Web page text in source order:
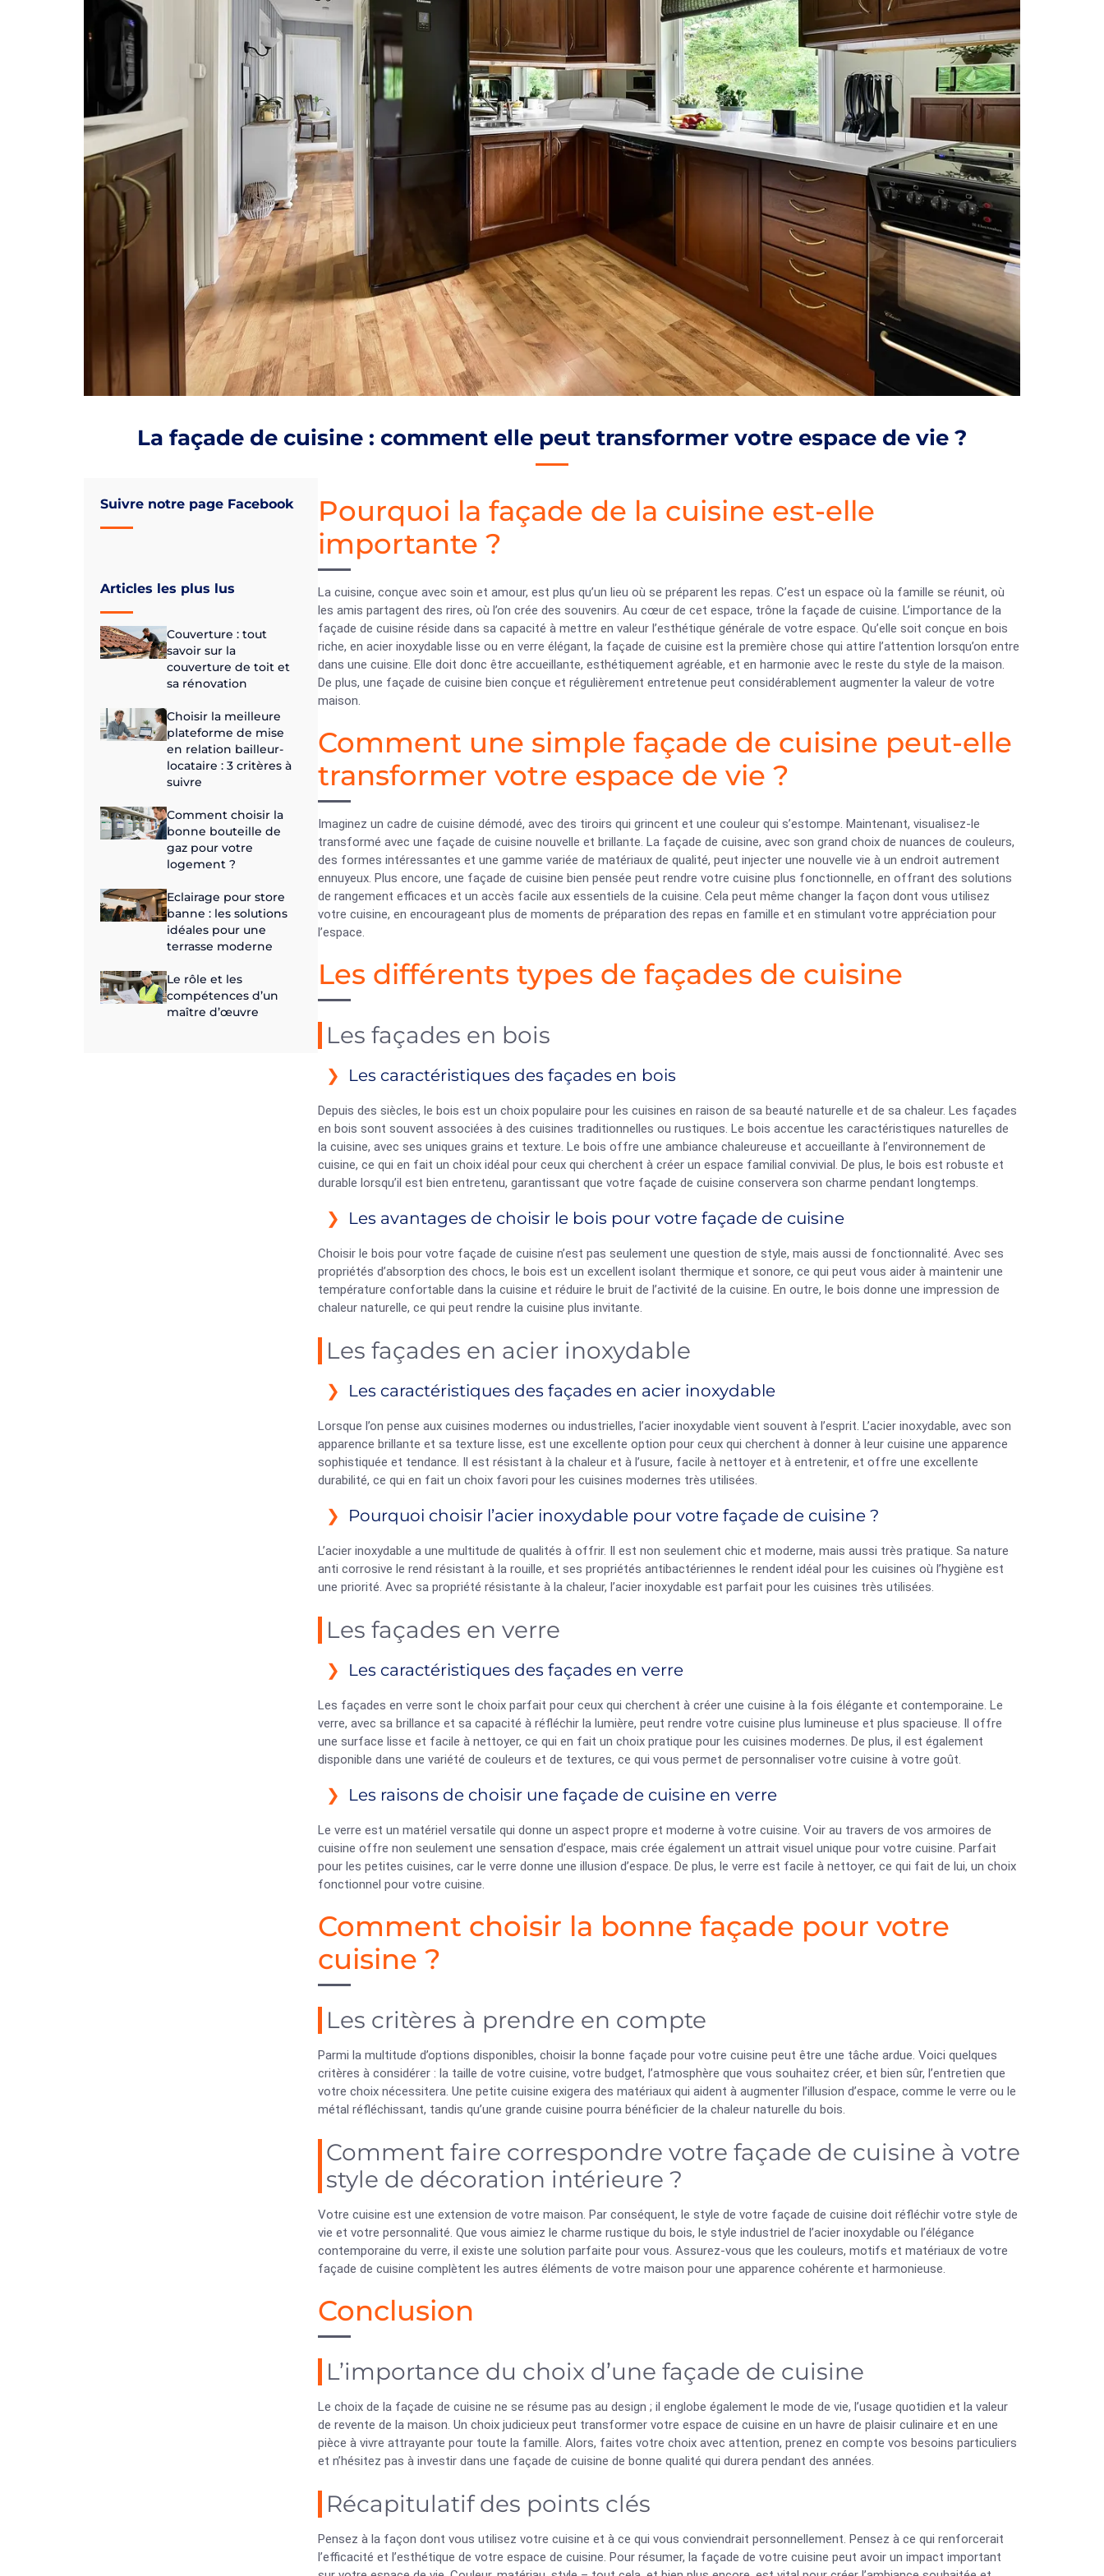
La façade de cuisine : comment elle peut transformer votre espace de vie ?
Suivre notre page Facebook
Articles les plus lus
Couverture : tout
savoir sur la
couverture de toit et
sa rénovation
Choisir la meilleure
plateforme de mise
en relation bailleur-
locataire : 3 critères à
suivre
Comment choisir la
bonne bouteille de
gaz pour votre
logement ?
Eclairage pour store
banne : les solutions
idéales pour une
terrasse moderne
Le rôle et les
compétences d’un
maître d’œuvre
Pourquoi la façade de la cuisine est-elle
importante ?
La cuisine, conçue avec soin et amour, est plus qu’un lieu où se préparent les repas. C’est un espace où la famille se réunit, où
les amis partagent des rires, où l’on crée des souvenirs. Au cœur de cet espace, trône la façade de cuisine. L’importance de la
façade de cuisine réside dans sa capacité à mettre en valeur l’esthétique générale de votre espace. Qu’elle soit conçue en bois
riche, en acier inoxydable lisse ou en verre élégant, la façade de cuisine est la première chose qui attire l’attention lorsqu’on entre
dans une cuisine. Elle doit donc être accueillante, esthétiquement agréable, et en harmonie avec le reste du style de la maison.
De plus, une façade de cuisine bien conçue et régulièrement entretenue peut considérablement augmenter la valeur de votre
maison.
Comment une simple façade de cuisine peut-elle
transformer votre espace de vie ?
Imaginez un cadre de cuisine démodé, avec des tiroirs qui grincent et une couleur qui s’estompe. Maintenant, visualisez-le
transformé avec une façade de cuisine nouvelle et brillante. La façade de cuisine, avec son grand choix de nuances de couleurs,
des formes intéressantes et une gamme variée de matériaux de qualité, peut injecter une nouvelle vie à un endroit autrement
ennuyeux. Plus encore, une façade de cuisine bien pensée peut rendre votre cuisine plus fonctionnelle, en offrant des solutions
de rangement efficaces et un accès facile aux essentiels de la cuisine. Cela peut même changer la façon dont vous utilisez
votre cuisine, en encourageant plus de moments de préparation des repas en famille et en stimulant votre appréciation pour
l’espace.
Les différents types de façades de cuisine
Les façades en bois
Les caractéristiques des façades en bois
Depuis des siècles, le bois est un choix populaire pour les cuisines en raison de sa beauté naturelle et de sa chaleur. Les façades
en bois sont souvent associées à des cuisines traditionnelles ou rustiques. Le bois accentue les caractéristiques naturelles de
la cuisine, avec ses uniques grains et texture. Le bois offre une ambiance chaleureuse et accueillante à l’environnement de
cuisine, ce qui en fait un choix idéal pour ceux qui cherchent à créer un espace familial convivial. De plus, le bois est robuste et
durable lorsqu’il est bien entretenu, garantissant que votre façade de cuisine conservera son charme pendant longtemps.
Les avantages de choisir le bois pour votre façade de cuisine
Choisir le bois pour votre façade de cuisine n’est pas seulement une question de style, mais aussi de fonctionnalité. Avec ses
propriétés d’absorption des chocs, le bois est un excellent isolant thermique et sonore, ce qui peut vous aider à maintenir une
température confortable dans la cuisine et réduire le bruit de l’activité de la cuisine. En outre, le bois donne une impression de
chaleur naturelle, ce qui peut rendre la cuisine plus invitante.
Les façades en acier inoxydable
Les caractéristiques des façades en acier inoxydable
Lorsque l’on pense aux cuisines modernes ou industrielles, l’acier inoxydable vient souvent à l’esprit. L’acier inoxydable, avec son
apparence brillante et sa texture lisse, est une excellente option pour ceux qui cherchent à donner à leur cuisine une apparence
sophistiquée et tendance. Il est résistant à la chaleur et à l’usure, facile à nettoyer et à entretenir, et offre une excellente
durabilité, ce qui en fait un choix favori pour les cuisines modernes très utilisées.
Pourquoi choisir l’acier inoxydable pour votre façade de cuisine ?
L’acier inoxydable a une multitude de qualités à offrir. Il est non seulement chic et moderne, mais aussi très pratique. Sa nature
anti corrosive le rend résistant à la rouille, et ses propriétés antibactériennes le rendent idéal pour les cuisines où l’hygiène est
une priorité. Avec sa propriété résistante à la chaleur, l’acier inoxydable est parfait pour les cuisines très utilisées.
Les façades en verre
Les caractéristiques des façades en verre
Les façades en verre sont le choix parfait pour ceux qui cherchent à créer une cuisine à la fois élégante et contemporaine. Le
verre, avec sa brillance et sa capacité à réfléchir la lumière, peut rendre votre cuisine plus lumineuse et plus spacieuse. Il offre
une surface lisse et facile à nettoyer, ce qui en fait un choix pratique pour les cuisines modernes. De plus, il est également
disponible dans une variété de couleurs et de textures, ce qui vous permet de personnaliser votre cuisine à votre goût.
Les raisons de choisir une façade de cuisine en verre
Le verre est un matériel versatile qui donne un aspect propre et moderne à votre cuisine. Voir au travers de vos armoires de
cuisine offre non seulement une sensation d’espace, mais crée également un attrait visuel unique pour votre cuisine. Parfait
pour les petites cuisines, car le verre donne une illusion d’espace. De plus, le verre est facile à nettoyer, ce qui fait de lui, un choix
fonctionnel pour votre cuisine.
Comment choisir la bonne façade pour votre
cuisine ?
Les critères à prendre en compte
Parmi la multitude d’options disponibles, choisir la bonne façade pour votre cuisine peut être une tâche ardue. Voici quelques
critères à considérer : la taille de votre cuisine, votre budget, l’atmosphère que vous souhaitez créer, et bien sûr, l’entretien que
votre choix nécessitera. Une petite cuisine exigera des matériaux qui aident à augmenter l’illusion d’espace, comme le verre ou le
métal réfléchissant, tandis qu’une grande cuisine pourra bénéficier de la chaleur naturelle du bois.
Comment faire correspondre votre façade de cuisine à votre
style de décoration intérieure ?
Votre cuisine est une extension de votre maison. Par conséquent, le style de votre façade de cuisine doit réfléchir votre style de
vie et votre personnalité. Que vous aimiez le charme rustique du bois, le style industriel de l’acier inoxydable ou l’élégance
contemporaine du verre, il existe une solution parfaite pour vous. Assurez-vous que les couleurs, motifs et matériaux de votre
façade de cuisine complètent les autres éléments de votre maison pour une apparence cohérente et harmonieuse.
Conclusion
L’importance du choix d’une façade de cuisine
Le choix de la façade de cuisine ne se résume pas au design ; il englobe également le mode de vie, l’usage quotidien et la valeur
de revente de la maison. Un choix judicieux peut transformer votre espace de cuisine en un havre de plaisir culinaire et en une
pièce à vivre attrayante pour toute la famille. Alors, faites votre choix avec attention, prenez en compte vos besoins particuliers
et n’hésitez pas à investir dans une façade de cuisine de bonne qualité qui durera pendant des années.
Récapitulatif des points clés
Pensez à la façon dont vous utilisez votre cuisine et à ce qui vous conviendrait personnellement. Pensez à ce qui renforcerait
l’efficacité et l’esthétique de votre espace de cuisine. Pour résumer, la façade de votre cuisine peut avoir un impact important